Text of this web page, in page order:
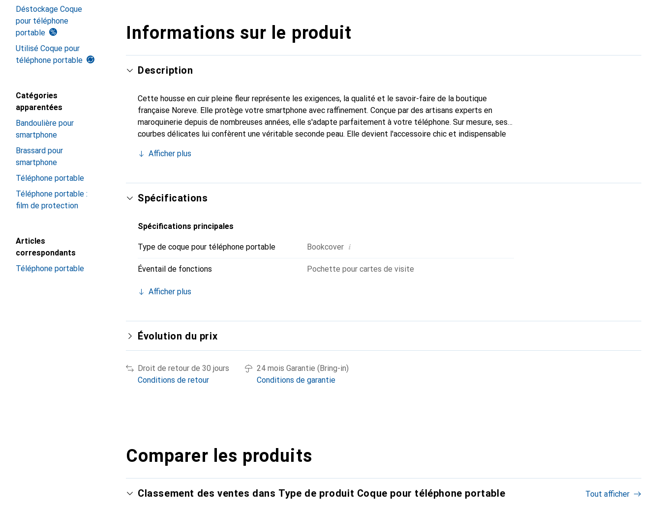
Déstockage Coque
pour téléphone
portable
Utilisé Coque pour
téléphone portable
Catégories
apparentées
Bandoulière pour
smartphone
Brassard pour
smartphone
Téléphone portable
Téléphone portable :
film de protection
Articles
correspondants
Téléphone portable
Informations sur le produit
Description
Cette housse en cuir pleine fleur représente les exigences, la qualité et le savoir-faire de la boutique
française Noreve. Elle protège votre smartphone avec raffinement. Conçue par des artisans experts en
maroquinerie depuis de nombreuses années, elle s'adapte parfaitement à votre téléphone. Sur mesure, ses
courbes délicates lui confèrent une véritable seconde peau. Elle devient l'accessoire chic et indispensable
est un choix sûr pour une clientèle exigeante.
Afficher plus
Spécifications
Spécifications principales
Type de coque pour téléphone portable Bookcover i
Éventail de fonctions Pochette pour cartes de visite
Afficher plus
Évolution du prix
Droit de retour de 30 jours
Conditions de retour
24 mois Garantie (Bring-in)
Conditions de garantie
Comparer les produits
Classement des ventes dans Type de produit Coque pour téléphone portable Tout afficher